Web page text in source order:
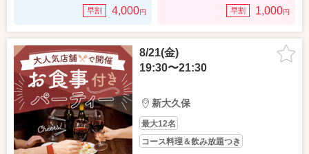
早割 4,000円 早割 1,000円
8/21(金)
19:30〜21:30
新大久保
最大12名
コース料理＆飲み放題つき